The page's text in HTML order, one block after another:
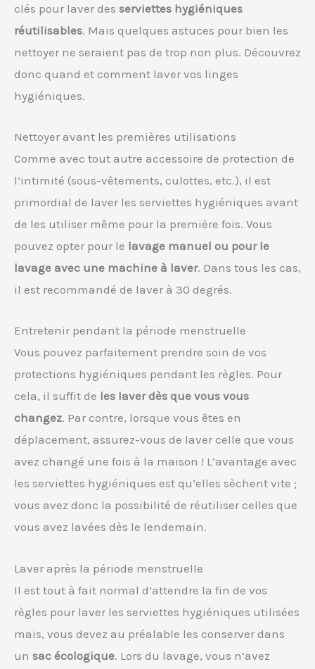
clés pour laver des serviettes hygiéniques
réutilisables. Mais quelques astuces pour bien les
nettoyer ne seraient pas de trop non plus. Découvrez
donc quand et comment laver vos linges
hygiéniques.
Nettoyer avant les premières utilisations
Comme avec tout autre accessoire de protection de
l’intimité (sous-vêtements, culottes, etc.), il est
primordial de laver les serviettes hygiéniques avant
de les utiliser même pour la première fois. Vous
pouvez opter pour le lavage manuel ou pour le
lavage avec une machine à laver. Dans tous les cas,
il est recommandé de laver à 30 degrés.
Entretenir pendant la période menstruelle
Vous pouvez parfaitement prendre soin de vos
protections hygiéniques pendant les règles. Pour
cela, il suffit de les laver dès que vous vous
changez. Par contre, lorsque vous êtes en
déplacement, assurez-vous de laver celle que vous
avez changé une fois à la maison ! L’avantage avec
les serviettes hygiéniques est qu’elles sèchent vite ;
vous avez donc la possibilité de réutiliser celles que
vous avez lavées dès le lendemain.
Laver après la période menstruelle
Il est tout à fait normal d’attendre la fin de vos
règles pour laver les serviettes hygiéniques utilisées
mais, vous devez au préalable les conserver dans
un sac écologique. Lors du lavage, vous n’avez